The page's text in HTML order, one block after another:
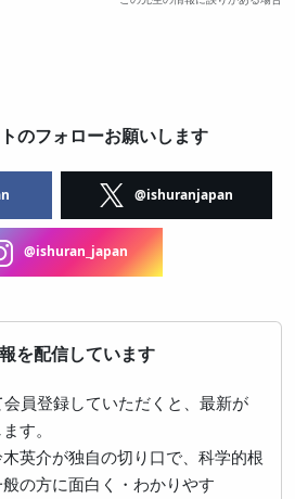
のフォローお願いします
@ishuranjapan
@ishuran_japan
を配信しています
員登録していただくと、最新が
す。
英介が独自の切り口で、科学的根
の方に面白く・わかりやす